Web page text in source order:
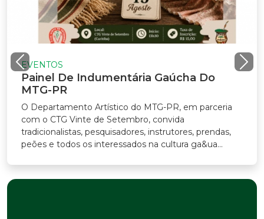
De Indumentária Gaúcha Do
PR
Departamento Artístico do MTG-PR, em parceria
o CTG Vinte de Setembro, convida
pesquisadores, instrutores, prendas,
e todos os interessados na cultura ga&ua...